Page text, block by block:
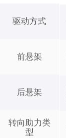
驱动方式
前悬架
后悬架
转向助力类
型